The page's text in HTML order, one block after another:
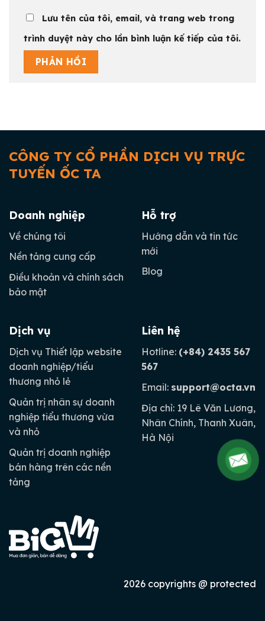
Lưu tên của tôi, email, và trang web trong
trình duyệt này cho lần bình luận kế tiếp của tôi.
CÔNG TY CỔ PHẦN DỊCH VỤ TRỰC
TUYẾN ỐC TA
Doanh nghiệp
Về chúng tôi
Nền tảng cung cấp
Điều khoản và chính sách
bảo mật
Hỗ trợ
Hướng dẫn và tin tức
mới
Blog
Dịch vụ
Dịch vụ Thiết lập website
doanh nghiệp/tiểu
thương nhỏ lẻ
Quản trị nhân sự doanh
nghiệp tiểu thương vừa
và nhỏ
Quản trị doanh nghiệp
bán hàng trên các nền
tảng
Liên hệ
Hotline: (+84) 2435 567
567
Email: support@octa.vn
Địa chỉ: 19 Lê Văn Lương,
Nhân Chính, Thanh Xuân,
Hà Nội
2026 copyrights @ protected